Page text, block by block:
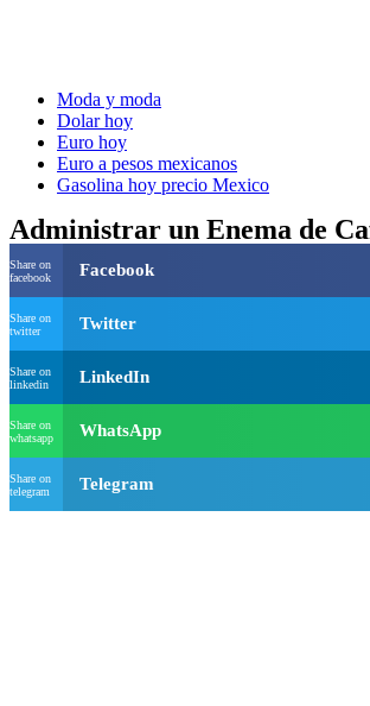
Moda y moda
Dolar hoy
Euro hoy
Euro a pesos mexicanos
Gasolina hoy precio Mexico
Administrar un Enema de
Share on
facebook
Facebook
Share on
twitter
Twitter
Share on
linkedin
LinkedIn
Share on
whatsapp
WhatsApp
Share on
telegram
Telegram